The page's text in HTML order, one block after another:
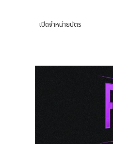
เปิดจำหน่ายบัตร